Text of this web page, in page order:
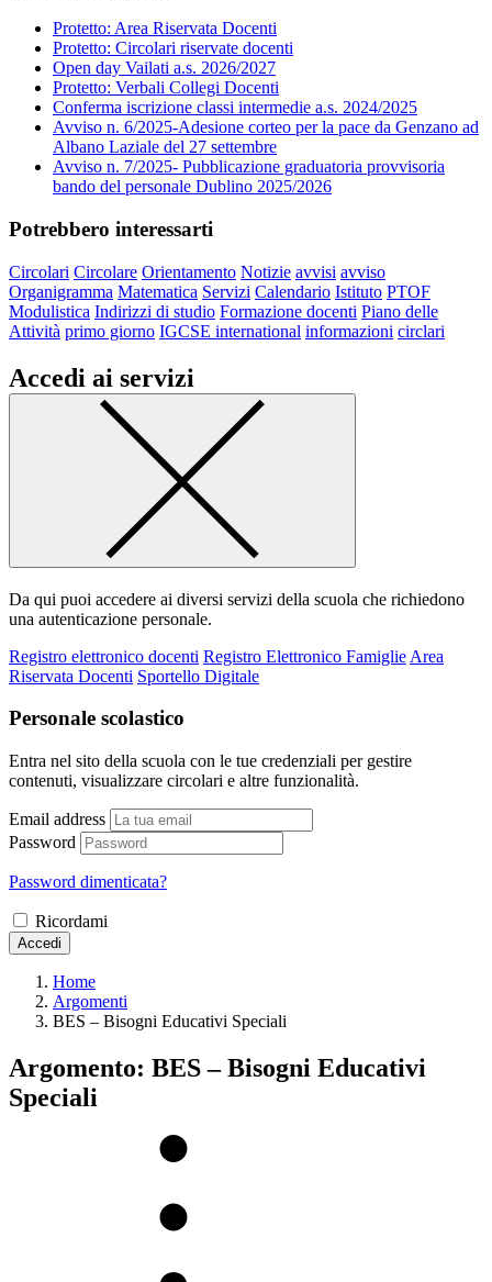
Protetto: Area Riservata Docenti
Protetto: Circolari riservate docenti
Open day Vailati a.s. 2026/2027
Protetto: Verbali Collegi Docenti
Conferma iscrizione classi intermedie a.s. 2024/2025
Avviso n. 6/2025-Adesione corteo per la pace da Genzano ad
Albano Laziale del 27 settembre
Avviso n. 7/2025- Pubblicazione graduatoria provvisoria
bando del personale Dublino 2025/2026
Potrebbero interessarti
Circolari Circolare Orientamento Notizie avvisi avviso
Organigramma Matematica Servizi Calendario Istituto PTOF
Modulistica Indirizzi di studio Formazione docenti Piano delle
Attività primo giorno IGCSE international informazioni circlari
Accedi ai servizi
Da qui puoi accedere ai diversi servizi della scuola che richiedono
una autenticazione personale.
Registro elettronico docenti Registro Elettronico Famiglie Area
Riservata Docenti Sportello Digitale
Personale scolastico
Entra nel sito della scuola con le tue credenziali per gestire
contenuti, visualizzare circolari e altre funzionalità.
Email address
Password
Password dimenticata?
Ricordami
Accedi
Home
Argomenti
BES – Bisogni Educativi Speciali
Argomento: BES – Bisogni Educativi
Speciali